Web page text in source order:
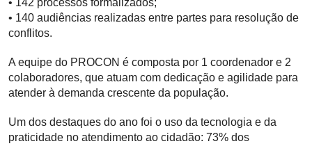
• 142 processos formalizados;
• 140 audiências realizadas entre partes para resolução de
conflitos.
A equipe do PROCON é composta por 1 coordenador e 2
colaboradores, que atuam com dedicação e agilidade para
atender à demanda crescente da população.
Um dos destaques do ano foi o uso da tecnologia e da
praticidade no atendimento ao cidadão: 73% dos